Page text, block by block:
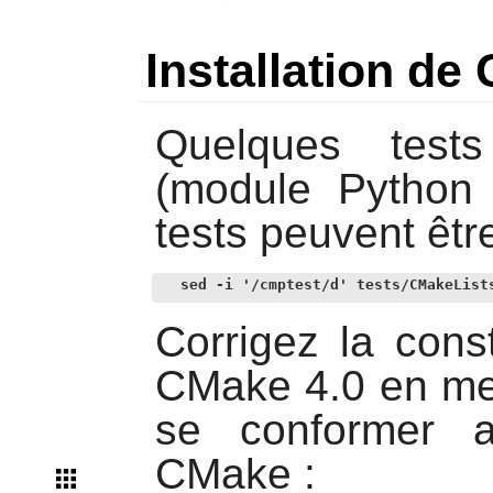
Installation de
Quelques
(module
tests peuvent
sed -i '/cmptest/d' tests/
Corrigez la
CMake 4.0 en
se conformer
CMake :